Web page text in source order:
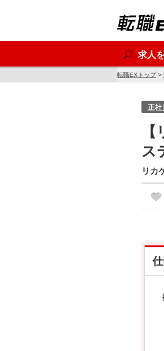
求人
転職EXトップ>
正社
ス
リカ